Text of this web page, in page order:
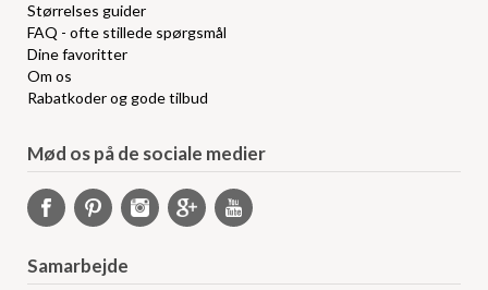
Størrelses guider
FAQ - ofte stillede spørgsmål
Dine favoritter
Om os
Rabatkoder og gode tilbud
Mød os på de sociale medier
Samarbejde